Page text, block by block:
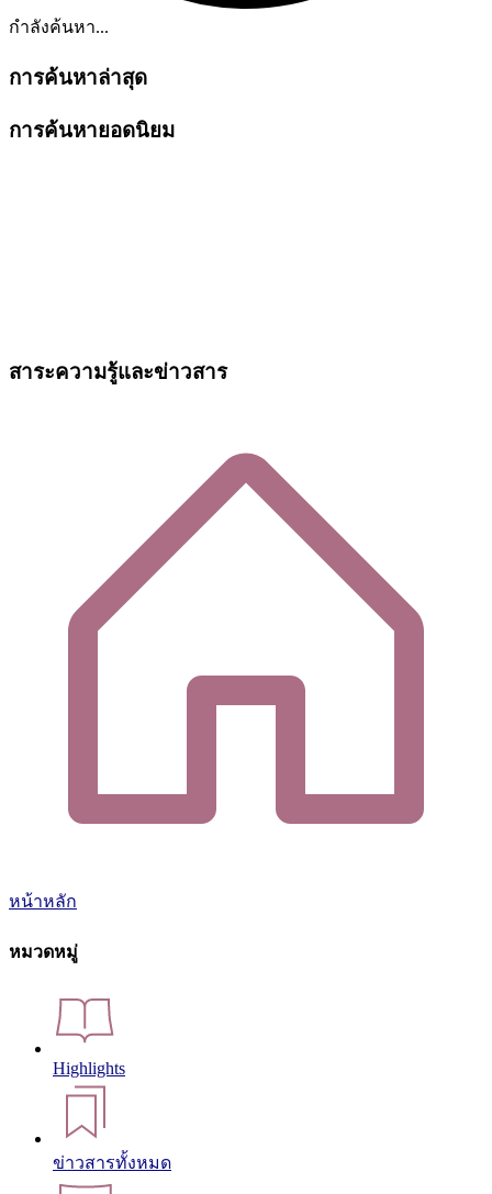
กำลังค้นหา...
การค้นหาล่าสุด
การค้นหายอดนิยม
สาระความรู้และข่าวสาร
หน้าหลัก
หมวดหมู่
Highlights
ข่าวสารทั้งหมด